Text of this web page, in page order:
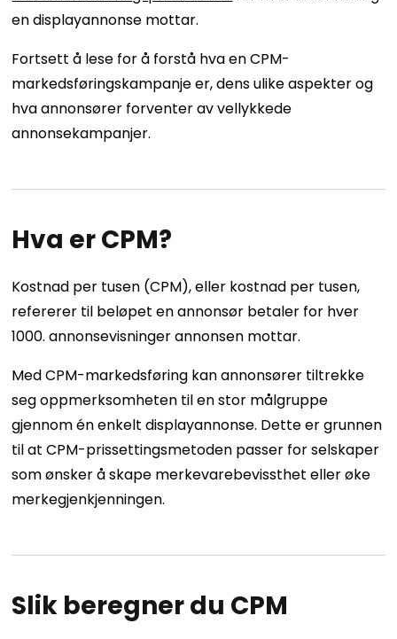
en displayannonse mottar.
Fortsett å lese for å forstå hva en CPM-
markedsføringskampanje er, dens ulike aspekter og
hva annonsører forventer av vellykkede
annonsekampanjer.
Hva er CPM?
Kostnad per tusen (CPM), eller kostnad per tusen,
refererer til beløpet en annonsør betaler for hver
1000. annonsevisninger annonsen mottar.
Med CPM-markedsføring kan annonsører tiltrekke
seg oppmerksomheten til en stor målgruppe
gjennom én enkelt displayannonse. Dette er grunnen
til at CPM-prissettingsmetoden passer for selskaper
som ønsker å skape merkevarebevissthet eller øke
merkegjenkjenningen.
Slik beregner du CPM